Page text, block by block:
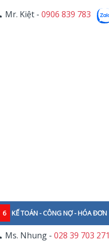
Mr. Kiệt - 0906 839 783
6 KẾ TOÁN - CÔNG NỢ - HÓA ĐƠN
Ms. Nhung - 028 39 703